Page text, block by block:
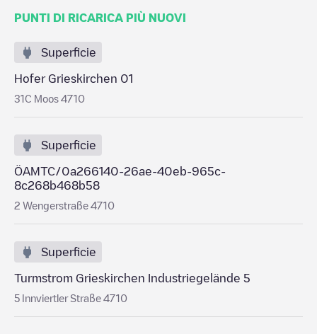
PUNTI DI RICARICA PIÙ NUOVI
Superficie
Hofer Grieskirchen 01
31C Moos 4710
Superficie
ÖAMTC/0a266140-26ae-40eb-965c-
8c268b468b58
2 Wengerstraße 4710
Superficie
Turmstrom Grieskirchen Industriegelände 5
5 Innviertler Straße 4710